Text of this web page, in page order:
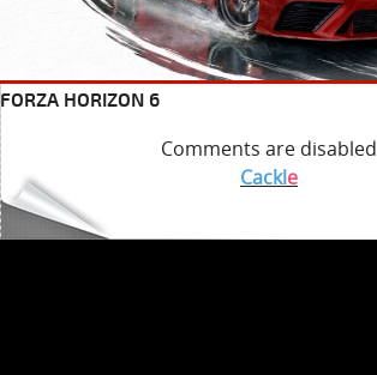
FORZA HORIZON 6
Comments are disabled
Cackle